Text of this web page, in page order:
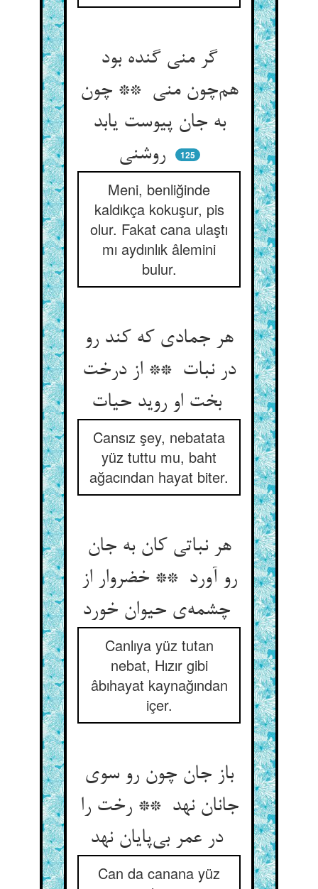
گر منی گنده بود
هم‌چون منی ** چون
به جان پیوست یابد
روشنی
125
Meni, benliğinde
kaldıkça kokuşur, pis
olur. Fakat cana ulaştı
mı aydınlık âlemini
bulur.
هر جمادی که کند رو
در نبات ** از درخت
بخت او روید حیات
Cansız şey, nebatata
yüz tuttu mu, baht
ağacından hayat biter.
هر نباتی کان به جان
رو آورد ** خضروار از
Canlıya yüz tutan
nebat, Hızır gibi
âbıhayat kaynağından
içer.
باز جان چون رو سوی
جانان نهد ** رخت را
در عمر بی‌پایان نهد
Can da canana yüz